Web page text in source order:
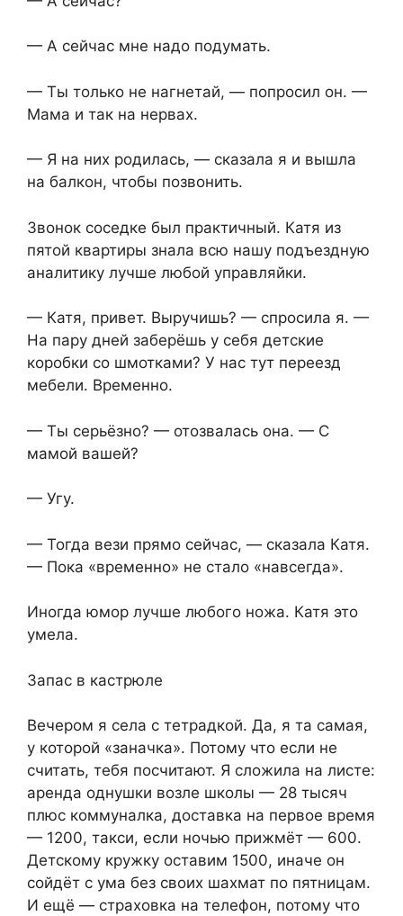
— А сейчас мне надо подумать.
— Ты только не нагнетай, — попросил он. —
Мама и так на нервах.
— Я на них родилась, — сказала я и вышла
на балкон, чтобы позвонить.
Звонок соседке был практичный. Катя из
пятой квартиры знала всю нашу подъездную
аналитику лучше любой управляйки.
— Катя, привет. Выручишь? — спросила я. —
На пару дней заберёшь у себя детские
коробки со шмотками? У нас тут переезд
мебели. Временно.
— Ты серьёзно? — отозвалась она. — С
мамой вашей?
— Угу.
— Тогда вези прямо сейчас, — сказала Катя.
— Пока «временно» не стало «навсегда».
Иногда юмор лучше любого ножа. Катя это
умела.
Запас в кастрюле
Вечером я села с тетрадкой. Да, я та самая,
у которой «заначка». Потому что если не
считать, тебя посчитают. Я сложила на листе:
аренда однушки возле школы — 28 тысяч
плюс коммуналка, доставка на первое время
— 1200, такси, если ночью прижмёт — 600.
Детскому кружку оставим 1500, иначе он
сойдёт с ума без своих шахмат по пятницам.
И ещё — страховка на телефон, потому что